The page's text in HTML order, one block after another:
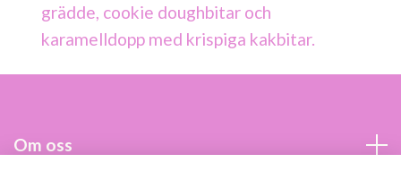
grädde, cookie doughbitar och
karamelldopp med krispiga kakbitar.
Om oss